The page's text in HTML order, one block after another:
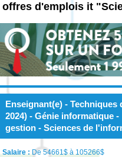
offres d'emplois it
Enseignant(e) -
2024) - Génie informatique
gestion - Sciences de
Salaire : De 54661$ à 105266$